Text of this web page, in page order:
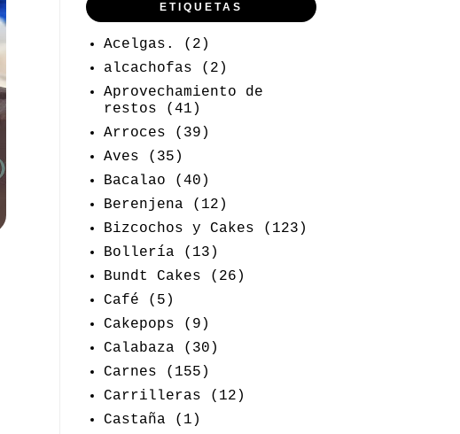
ETIQUETAS
Acelgas.
(2)
alcachofas
(2)
Aprovechamiento de
restos
(41)
Arroces
(39)
Aves
(35)
Bacalao
(40)
Berenjena
(12)
Bizcochos y Cakes
(123)
Bollería
(13)
Bundt Cakes
(26)
Café
(5)
Cakepops
(9)
Calabaza
(30)
Carnes
(155)
Carrilleras
(12)
Castaña
(1)